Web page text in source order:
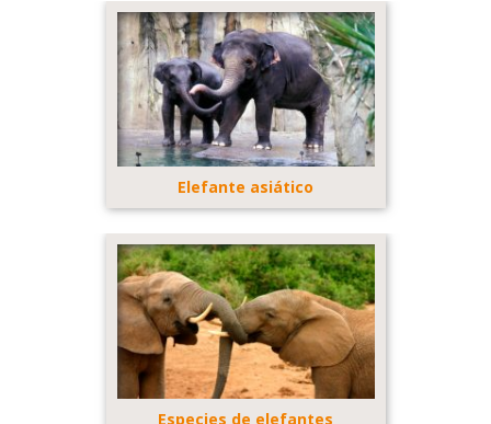
Elefante asiático
Especies de elefantes